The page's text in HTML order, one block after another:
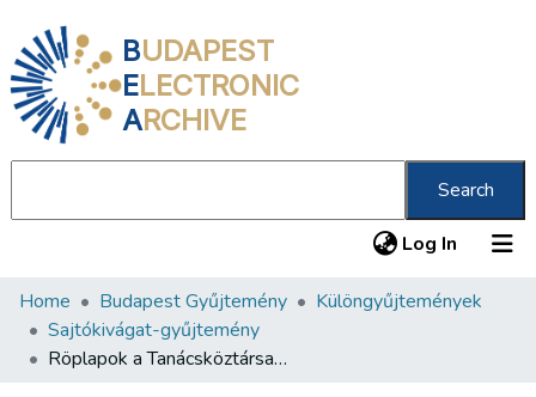
BUDAPEST
ELECTRONIC
ARCHIVE
Search
Log In (current)
Communities & Collections
All of DSpace
Home Budapest Gyűjtemény
Különgyűjtemények
Sajtókivágat-gyűjtemény
Röplapok a Tanácsköztársaság kikiáltásának 50. évfordulójára